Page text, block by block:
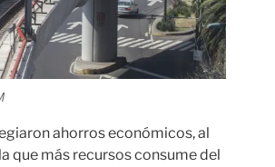
ahorros económicos, al
que más recursos consume del